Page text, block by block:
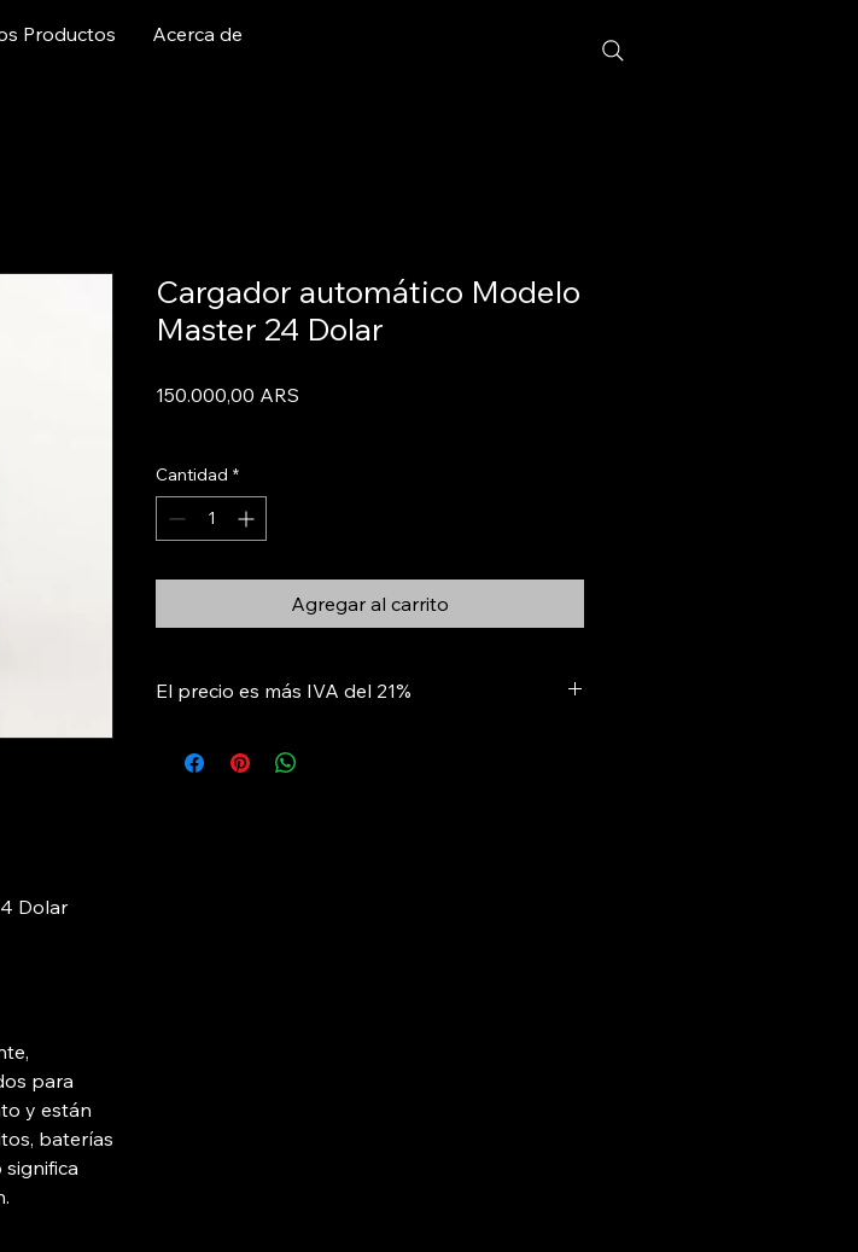
Productos Acerca de
Dolar
para
y están
baterías
Cargador automático Modelo
Master 24 Dolar
150.000,00 ARS
Cantidad *
Agregar al carrito
El precio es más IVA del 21%